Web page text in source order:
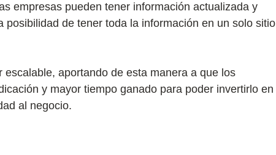
empresas pueden tener información actualizada y
posibilidad de tener toda la información en un solo sitio
aportando de esta manera a que los
y mayor tiempo ganado para poder invertirlo en
al negocio.